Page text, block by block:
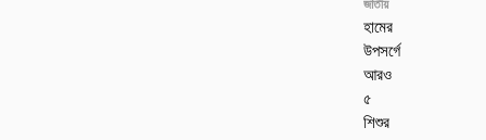
জাতীয়
হামের
উপসর্গে
আরও
৫
শিশুর